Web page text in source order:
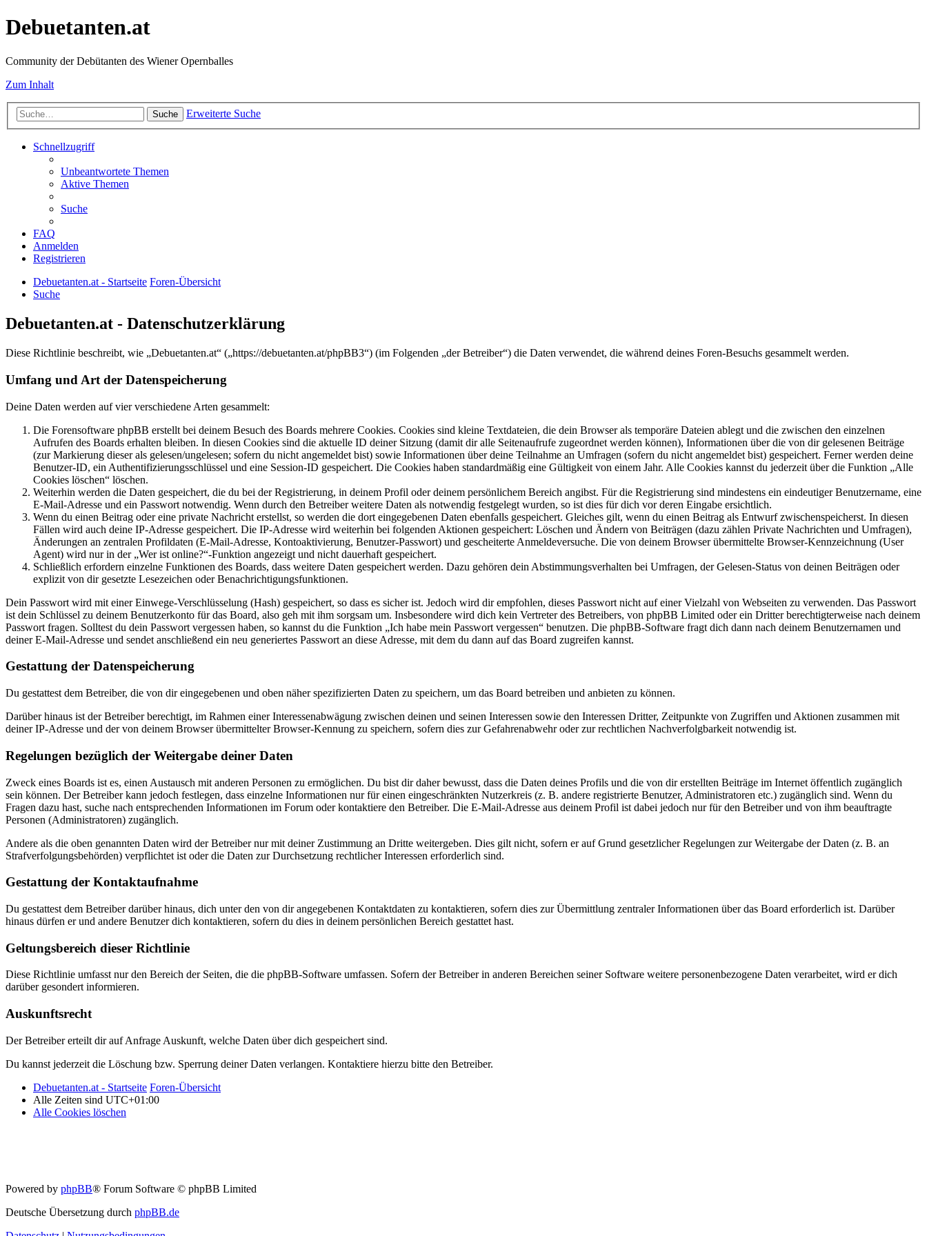
Debuetanten.at
Community der Debütanten des Wiener Opernballes
Zum Inhalt
Suche Erweiterte Suche
Schnellzugriff
Unbeantwortete Themen
Aktive Themen
Suche
FAQ
Anmelden
Registrieren
Debuetanten.at - Startseite Foren-Übersicht
Suche
Debuetanten.at - Datenschutzerklärung
Diese Richtlinie beschreibt, wie „Debuetanten.at“ („https://debuetanten.at/phpBB3“) (im Folgenden „der Betreiber“) die Daten verwendet, die während deines Foren-Besuchs gesammelt werden.
Umfang und Art der Datenspeicherung
Deine Daten werden auf vier verschiedene Arten gesammelt:
Die Forensoftware phpBB erstellt bei deinem Besuch des Boards mehrere Cookies. Cookies sind kleine Textdateien, die dein Browser als temporäre Dateien ablegt und die zwischen den einzelnen
Aufrufen des Boards erhalten bleiben. In diesen Cookies sind die aktuelle ID deiner Sitzung (damit dir alle Seitenaufrufe zugeordnet werden können), Informationen über die von dir gelesenen Beiträge
(zur Markierung dieser als gelesen/ungelesen; sofern du nicht angemeldet bist) sowie Informationen über deine Teilnahme an Umfragen (sofern du nicht angemeldet bist) gespeichert. Ferner werden deine
Benutzer-ID, ein Authentifizierungsschlüssel und eine Session-ID gespeichert. Die Cookies haben standardmäßig eine Gültigkeit von einem Jahr. Alle Cookies kannst du jederzeit über die Funktion „Alle
Cookies löschen“ löschen.
Weiterhin werden die Daten gespeichert, die du bei der Registrierung, in deinem Profil oder deinem persönlichem Bereich angibst. Für die Registrierung sind mindestens ein eindeutiger Benutzername, eine
E-Mail-Adresse und ein Passwort notwendig. Wenn durch den Betreiber weitere Daten als notwendig festgelegt wurden, so ist dies für dich vor deren Eingabe ersichtlich.
Wenn du einen Beitrag oder eine private Nachricht erstellst, so werden die dort eingegebenen Daten ebenfalls gespeichert. Gleiches gilt, wenn du einen Beitrag als Entwurf zwischenspeicherst. In diesen
Fällen wird auch deine IP-Adresse gespeichert. Die IP-Adresse wird weiterhin bei folgenden Aktionen gespeichert: Löschen und Ändern von Beiträgen (dazu zählen Private Nachrichten und Umfragen),
Änderungen an zentralen Profildaten (E-Mail-Adresse, Kontoaktivierung, Benutzer-Passwort) und gescheiterte Anmeldeversuche. Die von deinem Browser übermittelte Browser-Kennzeichnung (User
Agent) wird nur in der „Wer ist online?“-Funktion angezeigt und nicht dauerhaft gespeichert.
Schließlich erfordern einzelne Funktionen des Boards, dass weitere Daten gespeichert werden. Dazu gehören dein Abstimmungsverhalten bei Umfragen, der Gelesen-Status von deinen Beiträgen oder
explizit von dir gesetzte Lesezeichen oder Benachrichtigungsfunktionen.
Dein Passwort wird mit einer Einwege-Verschlüsselung (Hash) gespeichert, so dass es sicher ist. Jedoch wird dir empfohlen, dieses Passwort nicht auf einer Vielzahl von Webseiten zu verwenden. Das Passwort
ist dein Schlüssel zu deinem Benutzerkonto für das Board, also geh mit ihm sorgsam um. Insbesondere wird dich kein Vertreter des Betreibers, von phpBB Limited oder ein Dritter berechtigterweise nach deinem
Passwort fragen. Solltest du dein Passwort vergessen haben, so kannst du die Funktion „Ich habe mein Passwort vergessen“ benutzen. Die phpBB-Software fragt dich dann nach deinem Benutzernamen und
deiner E-Mail-Adresse und sendet anschließend ein neu generiertes Passwort an diese Adresse, mit dem du dann auf das Board zugreifen kannst.
Gestattung der Datenspeicherung
Du gestattest dem Betreiber, die von dir eingegebenen und oben näher spezifizierten Daten zu speichern, um das Board betreiben und anbieten zu können.
Darüber hinaus ist der Betreiber berechtigt, im Rahmen einer Interessenabwägung zwischen deinen und seinen Interessen sowie den Interessen Dritter, Zeitpunkte von Zugriffen und Aktionen zusammen mit
deiner IP-Adresse und der von deinem Browser übermittelter Browser-Kennung zu speichern, sofern dies zur Gefahrenabwehr oder zur rechtlichen Nachverfolgbarkeit notwendig ist.
Regelungen bezüglich der Weitergabe deiner Daten
Zweck eines Boards ist es, einen Austausch mit anderen Personen zu ermöglichen. Du bist dir daher bewusst, dass die Daten deines Profils und die von dir erstellten Beiträge im Internet öffentlich zugänglich
sein können. Der Betreiber kann jedoch festlegen, dass einzelne Informationen nur für einen eingeschränkten Nutzerkreis (z. B. andere registrierte Benutzer, Administratoren etc.) zugänglich sind. Wenn du
Fragen dazu hast, suche nach entsprechenden Informationen im Forum oder kontaktiere den Betreiber. Die E-Mail-Adresse aus deinem Profil ist dabei jedoch nur für den Betreiber und von ihm beauftragte
Personen (Administratoren) zugänglich.
Andere als die oben genannten Daten wird der Betreiber nur mit deiner Zustimmung an Dritte weitergeben. Dies gilt nicht, sofern er auf Grund gesetzlicher Regelungen zur Weitergabe der Daten (z. B. an
Strafverfolgungsbehörden) verpflichtet ist oder die Daten zur Durchsetzung rechtlicher Interessen erforderlich sind.
Gestattung der Kontaktaufnahme
Du gestattest dem Betreiber darüber hinaus, dich unter den von dir angegebenen Kontaktdaten zu kontaktieren, sofern dies zur Übermittlung zentraler Informationen über das Board erforderlich ist. Darüber
hinaus dürfen er und andere Benutzer dich kontaktieren, sofern du dies in deinem persönlichen Bereich gestattet hast.
Geltungsbereich dieser Richtlinie
Diese Richtlinie umfasst nur den Bereich der Seiten, die die phpBB-Software umfassen. Sofern der Betreiber in anderen Bereichen seiner Software weitere personenbezogene Daten verarbeitet, wird er dich
darüber gesondert informieren.
Auskunftsrecht
Der Betreiber erteilt dir auf Anfrage Auskunft, welche Daten über dich gespeichert sind.
Du kannst jederzeit die Löschung bzw. Sperrung deiner Daten verlangen. Kontaktiere hierzu bitte den Betreiber.
Debuetanten.at - Startseite Foren-Übersicht
Alle Zeiten sind UTC+01:00
Alle Cookies löschen
Powered by phpBB® Forum Software © phpBB Limited
Deutsche Übersetzung durch phpBB.de